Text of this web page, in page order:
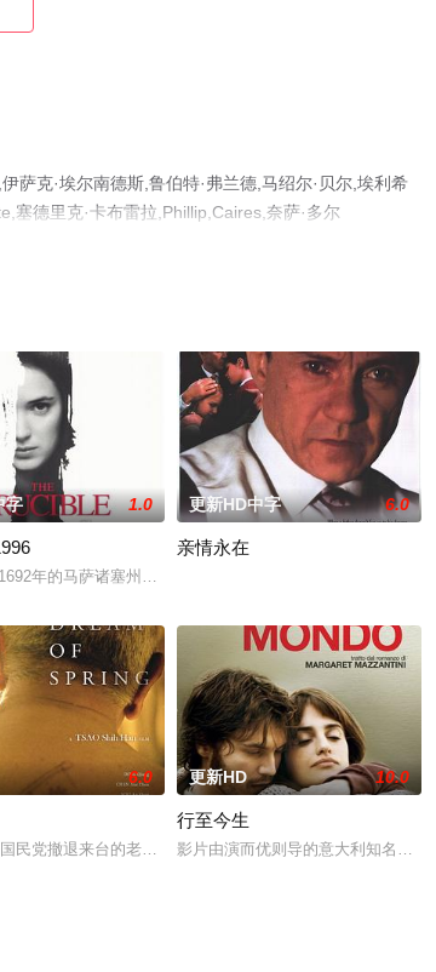
萨克·埃尔南德斯,鲁伯特·弗兰德,马绍尔·贝尔,埃利希
塞德里克·卡布雷拉,Phillip,Caires,奈萨·多尔
看高清无删减完整版电影大全就来策驰电影网，更多
困无名的四个小子，一起火车抢案使这群男孩蜕变成男人。
字 1.0
年的马萨诸塞州，在一个地处偏远的小镇之中，生活着一
更新HD中字 6.0
亲情永在
留地建工厂，因此想拿到莉亚爸爸
糕的家庭环境中，父亲整日沉迷于酒精，而母亲则依靠赌博
6.0
民党撤退来台的老赵，因为禁婚令一辈子独身，而既是室友
更新HD 10.0
行至今生
影片由演而优则导的意大利知名演员